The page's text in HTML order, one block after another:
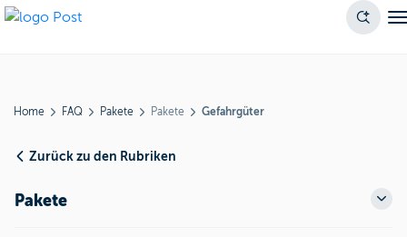
Home FAQ Pakete Pakete Gefahrgüter
Zurück zu den Rubriken
Pakete